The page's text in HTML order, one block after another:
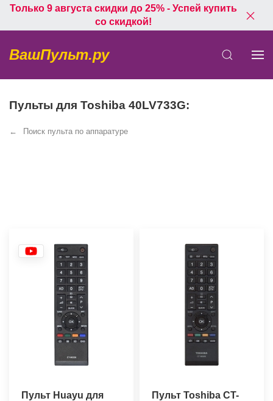
Только 9 августа скидки до 25% - Успей купить
со скидкой!
ВашПульт.ру
Пульты для Toshiba 40LV733G:
Поиск пульта по аппаратуре
Пульт Huayu для
Пульт Toshiba CT-